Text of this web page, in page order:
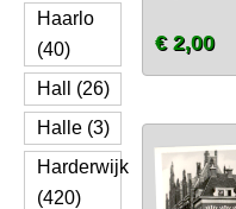
Haarlo
(40)
Hall (26)
Halle (3)
Harderwijk
(420)
€ 2,00